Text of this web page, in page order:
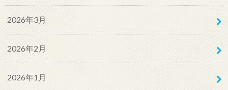
2026年3月
2026年2月
2026年1月